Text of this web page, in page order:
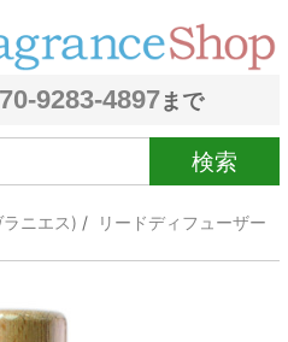
9283-4897まで
検索
ニエス) /
リードディフューザー